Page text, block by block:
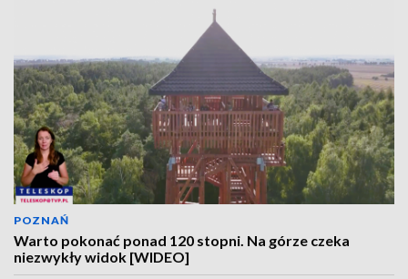
POZNAŃ
Warto pokonać ponad 120 stopni. Na górze czeka
niezwykły widok [WIDEO]